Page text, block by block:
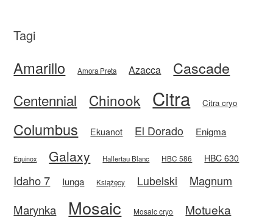
Tagi
Amarillo Amora Preta Azacca Cascade
Centennial Chinook Citra Citra cryo
Columbus Ekuanot El Dorado Enigma
Equinox Galaxy Hallertau Blanc HBC 586 HBC 630
Idaho 7 Iunga Książęcy Lubelski
Magnum
Marynka
Mosaic Mosaic cryo Motueka